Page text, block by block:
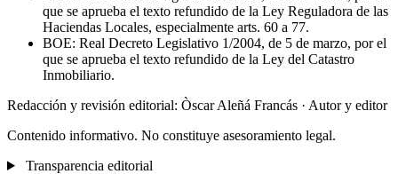
que se aprueba el texto refundido de la Ley Reguladora de las
Haciendas Locales, especialmente arts. 60 a 77.
BOE: Real Decreto Legislativo 1/2004, de 5 de marzo, por el
que se aprueba el texto refundido de la Ley del Catastro
Inmobiliario.
Redacción y revisión editorial: Òscar Aleñá Francás · Autor y editor
Contenido informativo. No constituye asesoramiento legal.
Transparencia editorial